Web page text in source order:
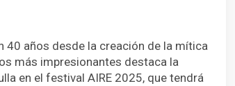
40 años desde la creación de la mítica
más impresionantes destaca la
en el festival AIRE 2025, que tendrá